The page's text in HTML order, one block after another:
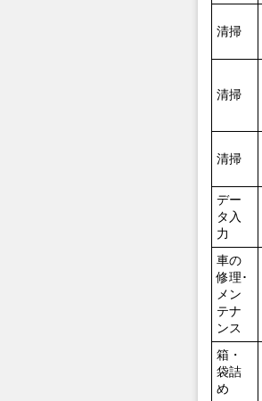
清掃
清掃
清掃
デー
タ入
力
車の
修理･
メン
テナ
ンス
箱・
袋詰
め